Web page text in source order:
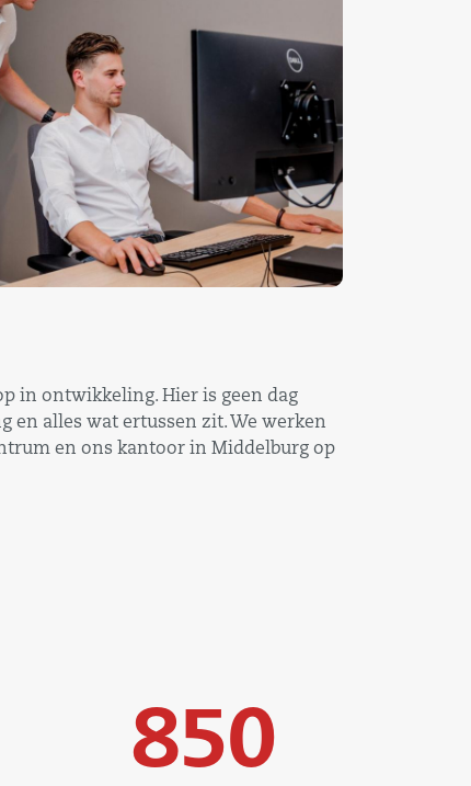
in ontwikkeling. Hier is geen dag
en alles wat ertussen zit. We werken
en ons kantoor in Middelburg op
850